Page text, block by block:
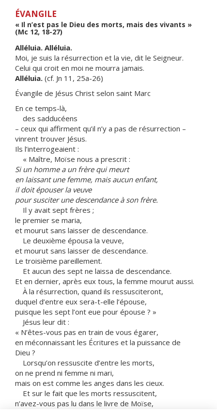
ÉVANGILE
« Il n’est pas le Dieu des morts, mais des vivants »
(Mc 12, 18-27)
Alléluia. Alléluia.
Moi, je suis la résurrection et la vie, dit le Seigneur.
Celui qui croit en moi ne mourra jamais.
Alléluia. (cf. Jn 11, 25a-26)
Évangile de Jésus Christ selon saint Marc
En ce temps-là,
des sadducéens
– ceux qui affirment qu’il n’y a pas de résurrection –
vinrent trouver Jésus.
Ils l’interrogeaient :
« Maître, Moïse nous a prescrit :
Si un homme a un frère qui meurt
en laissant une femme, mais aucun enfant,
il doit épouser la veuve
pour susciter une descendance à son frère.
Il y avait sept frères ;
le premier se maria,
et mourut sans laisser de descendance.
Le deuxième épousa la veuve,
et mourut sans laisser de descendance.
Le troisième pareillement.
Et aucun des sept ne laissa de descendance.
Et en dernier, après eux tous, la femme mourut aussi.
À la résurrection, quand ils ressusciteront,
duquel d’entre eux sera-t-elle l’épouse,
puisque les sept l’ont eue pour épouse ? »
Jésus leur dit :
« N’êtes-vous pas en train de vous égarer,
en méconnaissant les Écritures et la puissance de
Dieu ?
Lorsqu’on ressuscite d’entre les morts,
on ne prend ni femme ni mari,
mais on est comme les anges dans les cieux.
Et sur le fait que les morts ressuscitent,
n’avez-vous pas lu dans le livre de Moïse,